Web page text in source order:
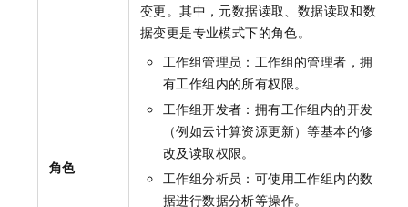
角色
变更。其中，元数据读取、数据读取和数
据变更是专业模式下的角色。
工作组管理员：工作组的管理者，拥
有工作组内的所有权限。
工作组开发者：拥有工作组内的开发
（例如云计算资源更新）等基本的修
改及读取权限。
工作组分析员：可使用工作组内的数
据进行数据分析等操作。